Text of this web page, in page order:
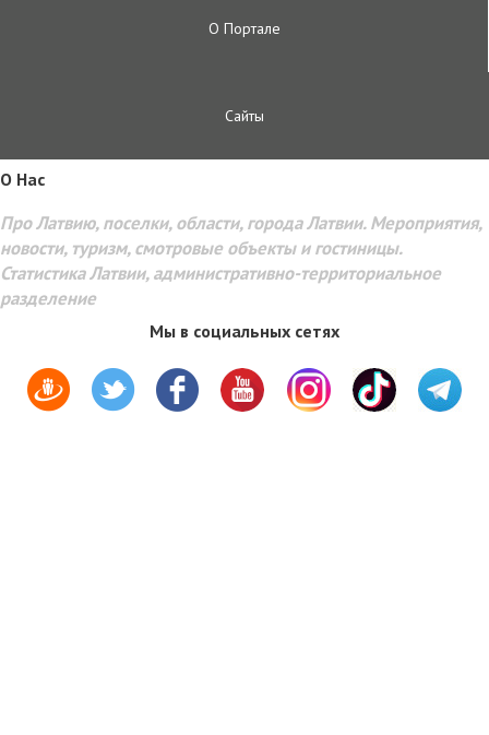
О Портале
Сайты
O Hac
Про Латвию, поселки, области, города Латвии. Мероприятия,
новости, туризм, смотровые объекты и гостиницы.
Статистика Латвии, административно-территориальное
разделение
Мы в социальных сетях